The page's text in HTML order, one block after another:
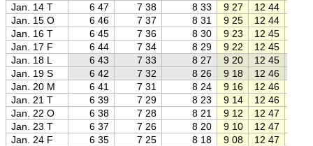
Jan. 14 T
6 47 7 38 8 33 9 27 12 44
Jan. 15 O
6 46 7 37 8 31 9 25 12 44
Jan. 16 T
6 45 7 36 8 30 9 23 12 45
Jan. 17 F
6 44 7 34 8 29 9 22 12 45
Jan. 18 L
6 43 7 33 8 27 9 20 12 45
Jan. 19 S
6 42 7 32 8 26 9 18 12 46
Jan. 20 M
6 41 7 31 8 24 9 16 12 46
Jan. 21 T
6 39 7 29 8 23 9 14 12 46
Jan. 22 O
6 38 7 28 8 21 9 12 12 47
Jan. 23 T
6 37 7 26 8 20 9 10 12 47
Jan. 24 F
6 35 7 25 8 18 9 08 12 47